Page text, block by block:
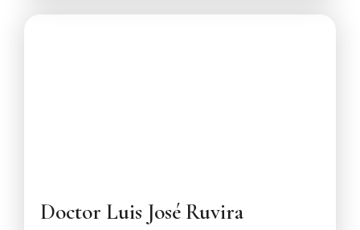
Doctor Luis José Ruvira